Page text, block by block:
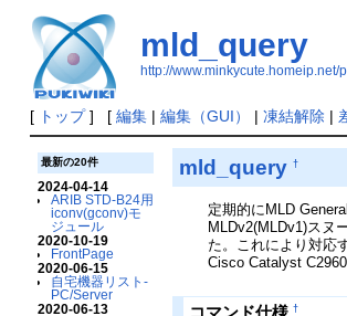
mld_query
http://
[ トップ] [ 編集| 編集（GUI） | 凍結解除 |
最新の20件
2024-04-14
ARIB STD-B24用
iconv(gconv)モ
ジュール
2020-10-19
FrontPage
2020-06-15
自宅機器リスト-
PC/Server
2020-06-13
mld_query †
定期的にMLD
MLDv2(MLDv1)スヌ
た。これにより対応
Cisco Catalyst
†